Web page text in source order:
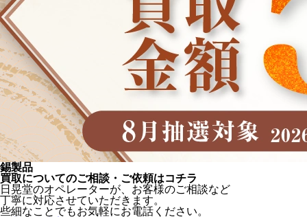
錫製品
買取についてのご相談・ご依頼はコチラ
日晃堂のオペレーターが、お客様のご相談など
丁寧に対応させていただきます。
些細なことでもお気軽にお電話ください。